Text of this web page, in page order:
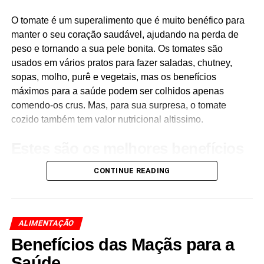
verde regular, porque ao consumir matcha, você ingere a
folha inteira em vez de apenas uma infusão.
2. Apoia a saúde do coração
Pesquisas indicam que o matcha pode promover a saúde
do coração, reduzindo os níveis de colesterol e reduzindo
a pressão arterial. Uma revisão sistemática mostrou que o
consumo de chá verde está associado à diminuição dos
lipídicos e melhoram a função cardíaca global.
3. Ajuda no controle de peso
Matcha pode ser benéfico para a perda de peso e gestão
termogénicas do matcha podem aumentar o metabolismo
e aumentar a queima de gordura durante o exercício. Este
O tomate é um superalimento que é muito benéfico para
manter o seu coração saudável, ajudando na perda de
peso e tornando a sua pele bonita. Os tomates são
usados em vários pratos para fazer saladas, chutney,
sopas, molho, purê e vegetais, mas os benefícios
máximos para a saúde podem ser colhidos apenas
comendo-os crus. Mas, para sua surpresa, o tomate
cozido também tem valor nutricional altissimo.
para a saúde de comer tomates:
CONTINUE READING
ALIMENTAÇÃO
Benefícios das Maçãs para a